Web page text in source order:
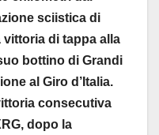
sciistica di
vittoria di tappa alla
bottino di Grandi
al Giro d’Italia.
consecutiva
dopo la